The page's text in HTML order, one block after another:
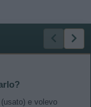
e volevo